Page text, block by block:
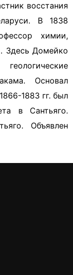
восстания
В 1838
химии,
Здесь Домейко
Основал
1883 гг. был
в Сантьяго.
Объявлен